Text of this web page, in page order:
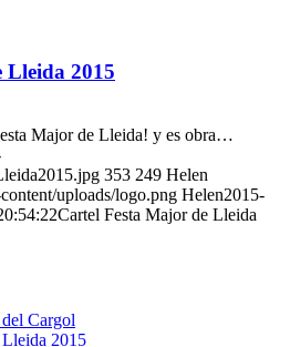
Lleida 2015
Major de Lleida! y es obra…
353 249 Helen
uploads/logo.png Helen2015-
Cartel Festa Major de Lleida
Cargol
2015